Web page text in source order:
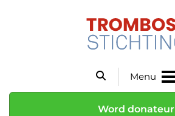
Word donateur
Menu